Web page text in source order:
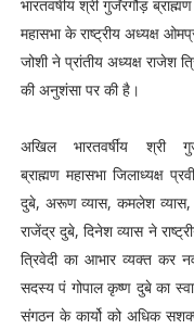
भारतवर्षींय श्री गुर्जंरगौड़ ब्राह्मण
महासभा के राष्ट्रीय अध्यक्ष
जोशी ने प्रांतीय अध्यक्ष राजेश
की अनुशंसा पर की है।
अखिल भारतवर्षींय श्री
ब्राह्मण महासभा जिलाध्यक्ष
दुबे, अरूण व्यास, कमलेश व्यास,
राजेंद्र दुबे, दिनेश व्यास ने
त्रिवेदी का आभार व्यक्त कर
सदस्य पं गोपाल कृष्ण दुबे का
संगठन के कार्यो को अधिक